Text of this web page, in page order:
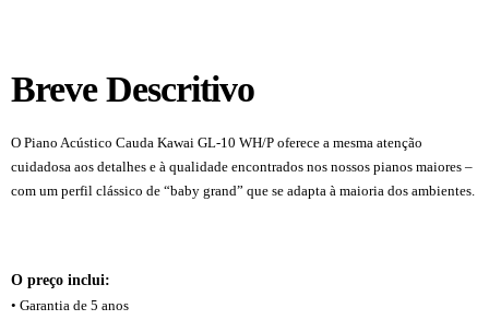
Breve Descritivo
O Piano Acústico Cauda Kawai GL-10 WH/P oferece a mesma atenção
cuidadosa aos detalhes e à qualidade encontrados nos nossos pianos maiores –
com um perfil clássico de “baby grand” que se adapta à maioria dos ambientes.
O preço inclui:
• Garantia de 5 anos